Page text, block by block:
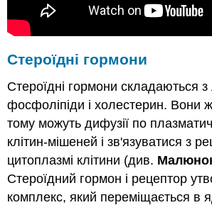
Стероїдні гормони
Стероїдні гормони складаються з
фосфоліпіди і холестерин. Вони
тому можуть дифузії по
клітин-мішеней і зв'язуватися з
цитоплазмі клітини (див.
Стероїдний гормон і рецептор
комплекс, який переміщається в